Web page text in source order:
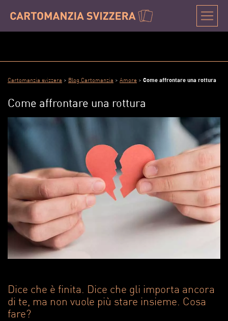
Cartomanzia svizzera > Blog Cartomanzia > Amore > Come affrontare una rottura
Come affrontare una rottura
Dice che è finita. Dice che gli importa ancora
di te, ma non vuole più stare insieme. Cosa
fare?